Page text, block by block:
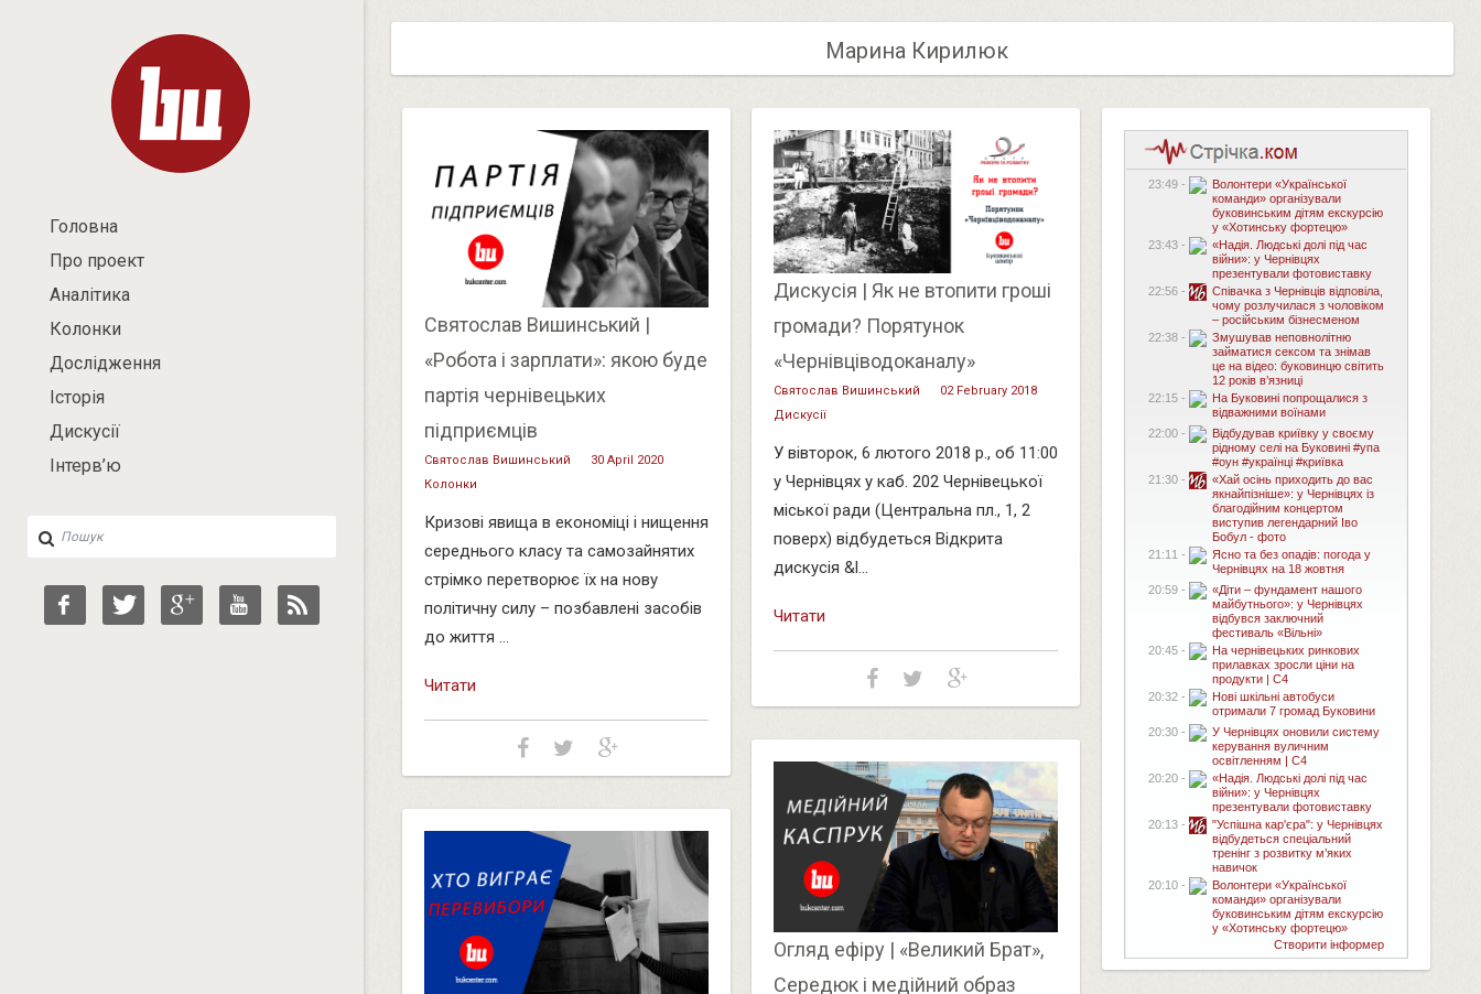
Головна
Про проект
Аналітика
Колонки
Дослідження
Історія
Дискусії
Інтерв’ю
Марина Кирилюк
Святослав Вишинський |
«Робота і зарплати»: якою буде
партія чернівецьких
підприємців
Святослав Вишинський
30 April 2020
Колонки
Кризові явища в економіці і нищення
середнього класу та самозайнятих
стрімко перетворює їх на нову
політичну силу – позбавлені засобів
до життя ...
Читати
Дискусія | Як не втопити гроші
громади? Порятунок
«Чернівціводоканалу»
Святослав Вишинський
02 February 2018
Дискусії
У вівторок, 6 лютого 2018 р., об 11:00
у Чернівцях у каб. 202 Чернівецької
міської ради (Центральна пл., 1, 2
поверх) відбудеться Відкрита
дискусія &l...
Читати
23:49 -
Волонтери «Української
команди» організували
буковинським дітям екскурсію
у «Хотинську фортецю»
23:43 -
«Надія. Людські долі під час
війни»: у Чернівцях
презентували фотовиставку
22:56 -
Співачка з Чернівців відповіла,
чому розлучилася з чоловіком
– російським бізнесменом
22:38 -
Змушував неповнолітню
займатися сексом та знімав
це на відео: буковинцю світить
12 років в’язниці
22:15 -
На Буковині попрощалися з
відважними воїнами
22:00 -
Відбудував криївку у своєму
рідному селі на Буковині #упа
#оун #українці #криївка
21:30 -
«Хай осінь приходить до вас
якнайпізніше»: у Чернівцях із
благодійним концертом
виступив легендарний Іво
Бобул - фото
21:11 -
Ясно та без опадів: погода у
Чернівцях на 18 жовтня
20:59 -
«Діти – фундамент нашого
майбутнього»: у Чернівцях
відбувся заключний
фестиваль «Вільні»
20:45 -
На чернівецьких ринкових
прилавках зросли ціни на
продукти | C4
20:32 -
Нові шкільні автобуси
отримали 7 громад Буковини
20:30 -
У Чернівцях оновили систему
керування вуличним
освітленням | C4
20:20 -
«Надія. Людські долі під час
війни»: у Чернівцях
презентували фотовиставку
20:13 -
"Успішна кар'єра": у Чернівцях
відбудеться спеціальний
тренінг з розвитку м’яких
навичок
20:10 -
Волонтери «Української
команди» організували
буковинським дітям екскурсію
у «Хотинську фортецю»
Створити інформер
Огляд ефіру | «Великий Брат»,
Середюк і медійний образ